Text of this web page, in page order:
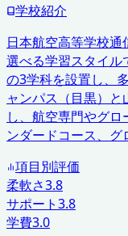
学校紹介
日本航空高等学校
選べる学習スタイル
の3学科を設置し、
ャンパス（目黒）
し、航空専門やグ
ンダードコース、グ
項目別評価
柔軟さ3.8
サポート3.8
学費3.0